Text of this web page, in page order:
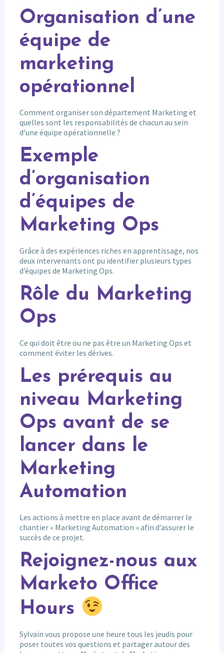
Organisation d’une
équipe de
marketing
opérationnel
Comment organiser son département Marketing et
quelles sont les responsabilités de chacun au sein
d’une équipe opérationnelle ?
Exemple
d’organisation
d’équipes de
Marketing Ops
Grâce à des expériences riches en apprentissage, nos
deux intervenants ont pu identifier plusieurs types
d’équipes de Marketing Ops.
Rôle du Marketing
Ops
Ce qui doit être ou ne pas être un Marketing Ops et
comment éviter les dérives.
Les prérequis au
niveau Marketing
Ops avant de se
lancer dans le
Marketing
Automation
Les actions à mettre en place avant de démarrer le
chantier « Marketing Automation » afin d’assurer le
succès de ce projet.
Rejoignez-nous aux
Marketo Office
Hours
Sylvain vous propose une heure tous les jeudis pour
poser toutes vos questions et partager autour des